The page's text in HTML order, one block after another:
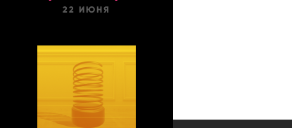
22 ИЮНЯ